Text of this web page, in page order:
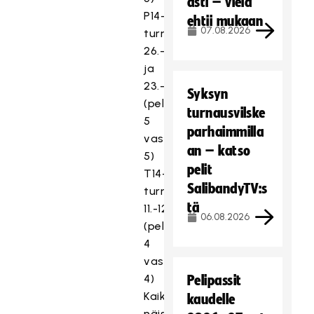
P14-
turnaukset
26.-26.11.
ja
23.-24.3.
(pelataan
5
vastaan
5)
T14-
turnaus
11.-12.11.
(pelataan
4
vastaan
4)
Kaikista
ehtii mukaan
07.08.2026
Syksyn
turnausvilske
parhaimmilla
an – katso
pelit
SalibandyTV:s
tä
06.08.2026
Pelipassit
kaudelle